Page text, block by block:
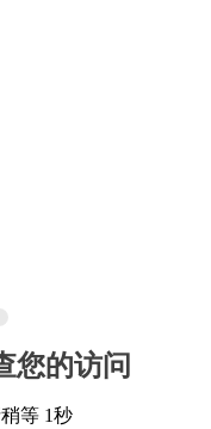
您的访问
等 1秒